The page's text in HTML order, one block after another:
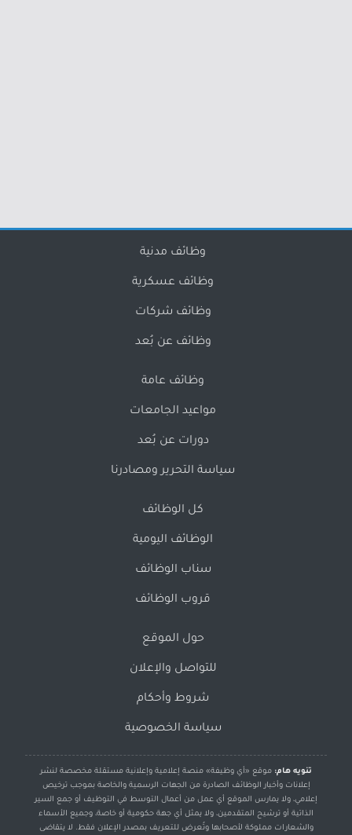
وظائف مدنية
وظائف عسكرية
وظائف شركات
وظائف عن بُعد
وظائف عامة
مواعيد الجامعات
دورات عن بُعد
سياسة التحرير ومصادرنا
كل الوظائف
الوظائف اليومية
سناب الوظائف
قروب الوظائف
حول الموقع
للتواصل والإعلان
شروط وأحكام
سياسة الخصوصية
تنويه هام: موقع «أي وظيفة» منصة إعلامية وإعلانية مستقلة مخصصة لنشر
إعلانات وأخبار الوظائف الصادرة من الجهات الرسمية والخاصة بموجب ترخيص
إعلامي، ولا يمارس الموقع أي عمل من أعمال التوسط في التوظيف أو جمع السير
الذاتية أو ترشيح المتقدمين، ولا يمثل أي جهة حكومية أو خاصة، وجميع الأسماء
والشعارات مملوكة لأصحابها وتُعرض للتعريف بمصدر الإعلان فقط. لا يتقاضى